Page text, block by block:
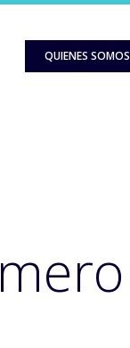
QUIENES SOMOS